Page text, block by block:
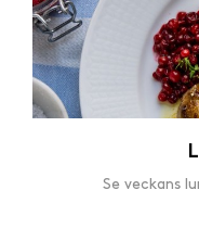
Se veckans